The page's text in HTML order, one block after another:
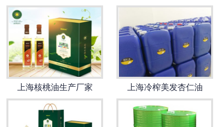
上海核桃油生产厂家 上海冷榨美发杏仁油